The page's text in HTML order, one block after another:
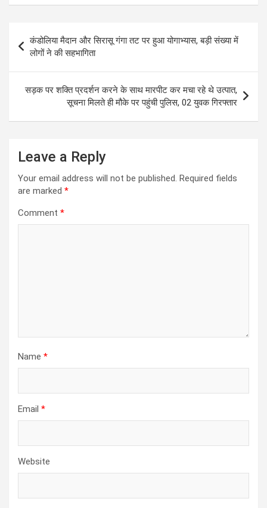
at
s
A
p
p
ce
b
o
o
k
tt
er
ail se
g
er
e
gr
a
m
Post
navigation
कंडोलिया मैदान और सिरासू गंगा तट पर हुआ योगाभ्यास, बड़ी संख्या में
लोगों ने की सहभागिता
सड़क पर शक्ति प्रदर्शन करने के साथ मारपीट कर मचा रहे थे उत्पात,
सूचना मिलते ही मौके पर पहुंची पुलिस, 02 युवक गिरफ्तार
Leave a Reply
Your email address will not be published. Required fields
are marked *
Comment *
Name *
Email *
Website